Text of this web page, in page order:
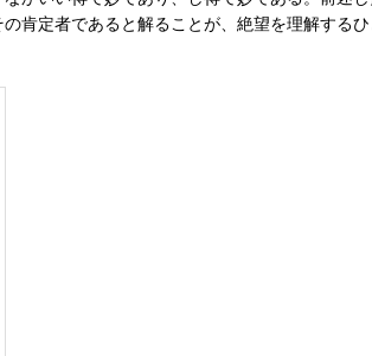
肯定者であると解ることが、絶望を理解する